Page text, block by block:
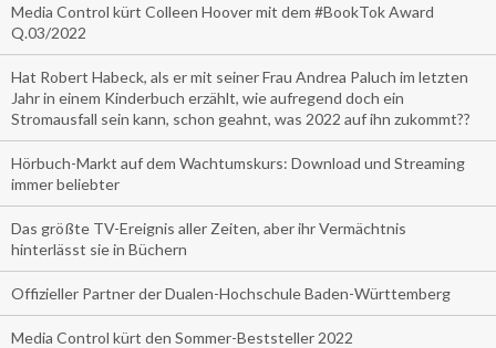
Media Control kürt Colleen Hoover mit dem #BookTok Award
Q.03/2022
Hat Robert Habeck, als er mit seiner Frau Andrea Paluch im letzten
Jahr in einem Kinderbuch erzählt, wie aufregend doch ein
Stromausfall sein kann, schon geahnt, was 2022 auf ihn zukommt??
Hörbuch-Markt auf dem Wachtumskurs: Download und Streaming
immer beliebter
Das größte TV-Ereignis aller Zeiten, aber ihr Vermächtnis
hinterlässt sie in Büchern
Offizieller Partner der Dualen-Hochschule Baden-Württemberg
Media Control kürt den Sommer-Beststeller 2022